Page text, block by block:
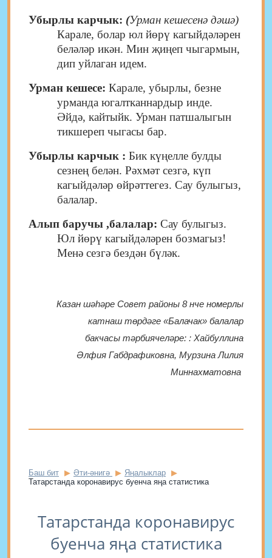
Убырлы карчык: (Урман кешесенә дәшә)
Карале, болар юл йөрү кагыйдәләрен
беләләр икән. Мин җиңеп чыгармын,
дип уйлаган идем.
Урман кешесе: Карале, убырлы, безне
урманда югалтканнардыр инде.
Әйдә, кайтыйк. Урман патшалыгын
тикшереп чыгасы бар.
Убырлы карчык : Бик күңелле булды
сезнең белән. Рәхмәт сезгә, күп
кагыйдәләр өйрәттегез. Сау булыгыз,
балалар.
Алып баручы ,балалар: Сау булыгыз.
Юл йөрү кагыйдәләрен бозмагыз!
Менә сезгә бездән бүләк.
Казан шәһәре Совет районы 8 нче номерлы
катнаш төрдәге «Балачак» балалар
бакчасы тәрбиячеләре: : Хайбуллина
Әлфия Габдрафиковна, Мурзина Лилия
Миннахматовна
Баш бит Әти-әнигә
Яңалыклар
Татарстанда коронавирус буенча яңа статистика
Татарстанда коронавирус
буенча яңа статистика